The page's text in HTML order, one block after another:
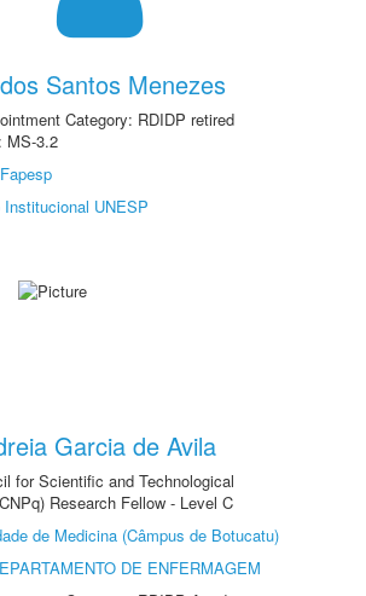
Santos Menezes
Category: RDIDP retired
MS-3.2
Fapesp
Institucional UNESP
Garcia de Avila
for Scientific and Technological
Research Fellow - Level C
de Medicina (Câmpus de Botucatu)
DE ENFERMAGEM